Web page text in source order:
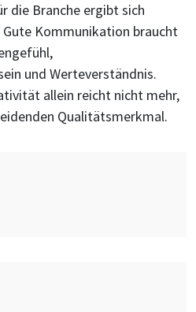
die Branche ergibt sich
Kommunikation braucht
und Werteverständnis.
allein reicht nicht mehr,
Qualitätsmerkmal.